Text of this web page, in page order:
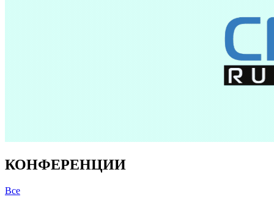
КОНФЕРЕНЦИИ
Все